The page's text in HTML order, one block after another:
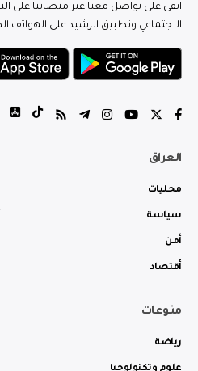
ابقى على تواصل معنا عبر منصاتنا على
الاجتماعي وتطبيق الرشيد على الهواتف
العراق
محليات
سياسة
أمن
أقتصاد
منوعات
رياضة
علوم وتكنولوجيا